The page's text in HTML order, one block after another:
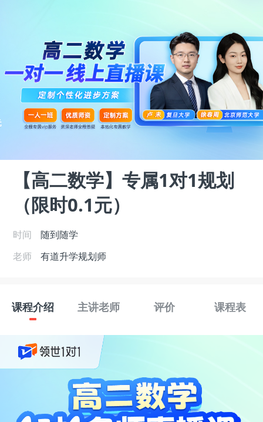
【高二数学】专属1对1规划
（限时0.1元）
时间
随到随学
老师
有道升学规划师
课程介绍 主讲老师 评价 课程表